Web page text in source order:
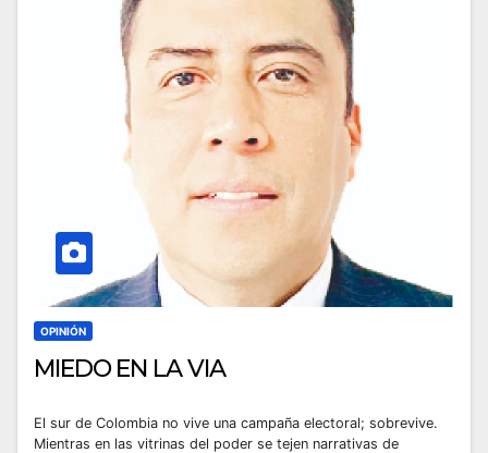
OPINIÓN
MIEDO EN LA VIA
El sur de Colombia no vive una campaña electoral; sobrevive.
Mientras en las vitrinas del poder se tejen narrativas de